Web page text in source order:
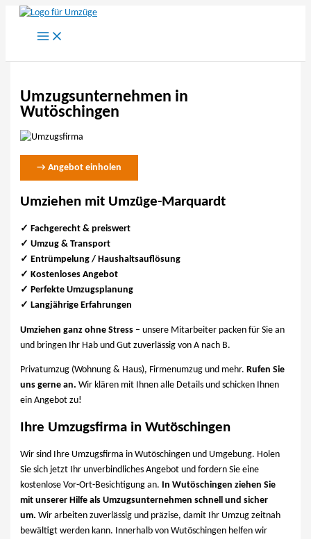
Zum
springen
Umzugsunternehmen in
Wutöschingen
→ Angebot einholen
Umziehen mit Umzüge-Marquardt
✓ Fachgerecht & preiswert
✓ Umzug & Transport
✓ Entrümpelung / Haushaltsauflösung
✓ Kostenloses Angebot
✓ Perfekte Umzugsplanung
✓ Langjährige Erfahrungen
Umziehen ganz ohne Stress – unsere Mitarbeiter packen für Sie an
und bringen Ihr Hab und Gut zuverlässig von A nach B.
Privatumzug (Wohnung & Haus), Firmenumzug und mehr. Rufen Sie
uns gerne an. Wir klären mit Ihnen alle Details und schicken Ihnen
ein Angebot zu!
Ihre Umzugsfirma in Wutöschingen
Wir sind Ihre Umzugsfirma in Wutöschingen und Umgebung. Holen
Sie sich jetzt Ihr unverbindliches Angebot und fordern Sie eine
kostenlose Vor-Ort-Besichtigung an.
In Wutöschingen ziehen Sie
mit unserer Hilfe als Umzugsunternehmen schnell und sicher
um. Wir arbeiten zuverlässig und präzise, damit Ihr Umzug zeitnah
bewältigt werden kann. Innerhalb von Wutöschingen helfen wir